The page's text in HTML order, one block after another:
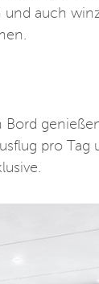
auch
pro Tag